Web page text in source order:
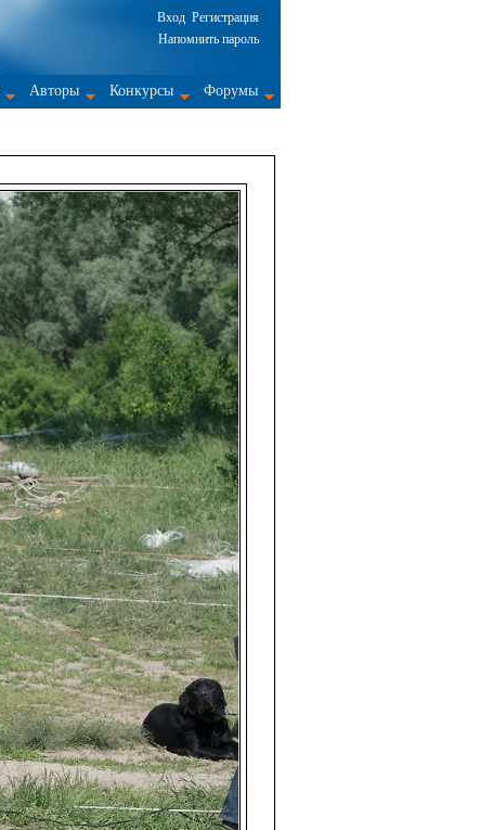
Вход Регистрация
Напомнить пароль
Авторы Конкурсы Форумы